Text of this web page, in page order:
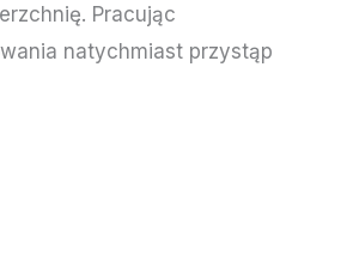
Pracując
natychmiast przystąp